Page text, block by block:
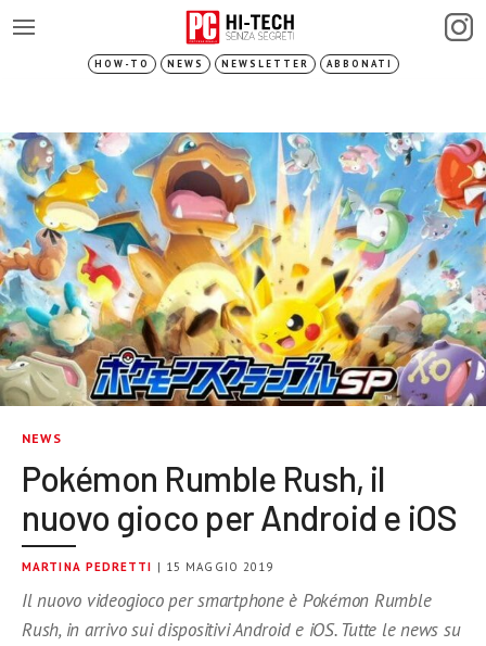
HOW-TO NEWS NEWSLETTER ABBONATI
NEWS
Pokémon Rumble Rush, il
nuovo gioco per Android e iOS
MARTINA PEDRETTI | 15 MAGGIO 2019
Il nuovo videogioco per smartphone è Pokémon Rumble
Rush, in arrivo sui dispositivi Android e iOS. Tutte le news su